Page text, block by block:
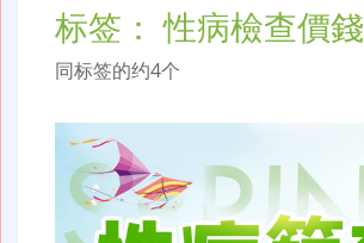
标签：性病檢查價錢
同标签的约4个